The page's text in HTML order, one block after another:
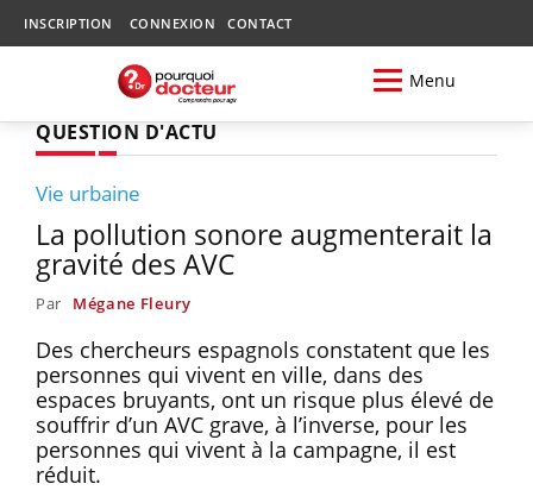
INSCRIPTION CONNEXION CONTACT
Menu
QUESTION D'ACTU
Vie urbaine
La pollution sonore augmenterait la
gravité des AVC
Par Mégane Fleury
Des chercheurs espagnols constatent que les
personnes qui vivent en ville, dans des
espaces bruyants, ont un risque plus élevé de
souffrir d’un AVC grave, à l’inverse, pour les
personnes qui vivent à la campagne, il est
réduit.